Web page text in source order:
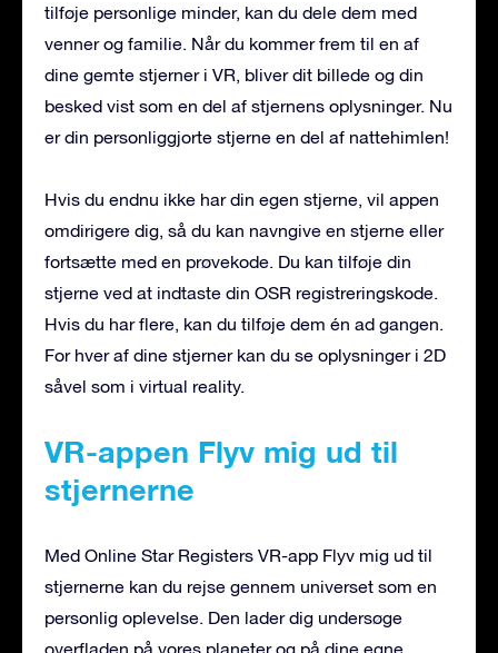
tilføje personlige minder, kan du dele dem med
venner og familie. Når du kommer frem til en af
dine gemte stjerner i VR, bliver dit billede og din
besked vist som en del af stjernens oplysninger. Nu
er din personliggjorte stjerne en del af nattehimlen!
Hvis du endnu ikke har din egen stjerne, vil appen
omdirigere dig, så du kan navngive en stjerne eller
fortsætte med en prøvekode. Du kan tilføje din
stjerne ved at indtaste din OSR registreringskode.
Hvis du har flere, kan du tilføje dem én ad gangen.
For hver af dine stjerner kan du se oplysninger i 2D
såvel som i virtual reality.
VR-appen Flyv mig ud til
stjernerne
Med Online Star Registers VR-app Flyv mig ud til
stjernerne kan du rejse gennem universet som en
personlig oplevelse. Den lader dig undersøge
overfladen på vores planeter og på dine egne